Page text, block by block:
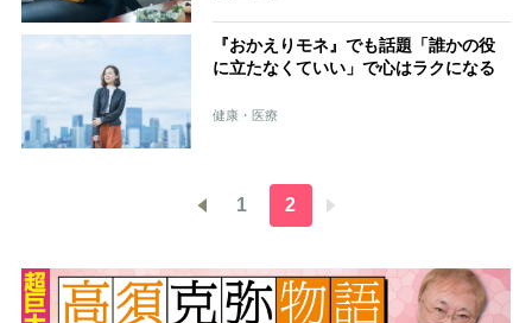
『おかえりモネ』でも話題「誰かの役
に立たなくていい」で心はラクになる
健康・医療
1 2